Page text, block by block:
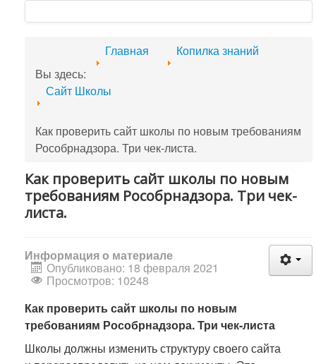
Вы здесь:
Главная Копилка знаний
Сайт Школы
Как проверить сайт школы по новым требованиям
Рособрнадзора. Три чек-листа.
Как проверить сайт школы по новым
требованиям Рособрнадзора. Три чек-
листа.
Информация о материале
Опубликовано: 18 февраля 2021
Просмотров: 10248
Как проверить сайт школы по новым
требованиям Рособрнадзора. Три чек-листа
Школы должны изменить структуру своего сайта